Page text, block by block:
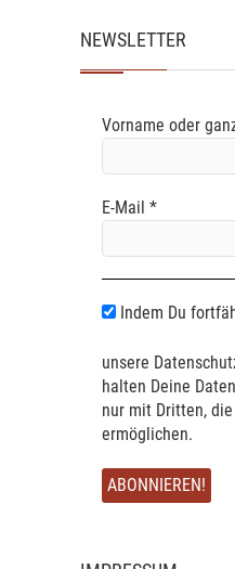
NEWSLETTER
Vorname oder
E-Mail *
Indem Du
unsere
halten Deine
nur mit Dritten,
ermöglichen.